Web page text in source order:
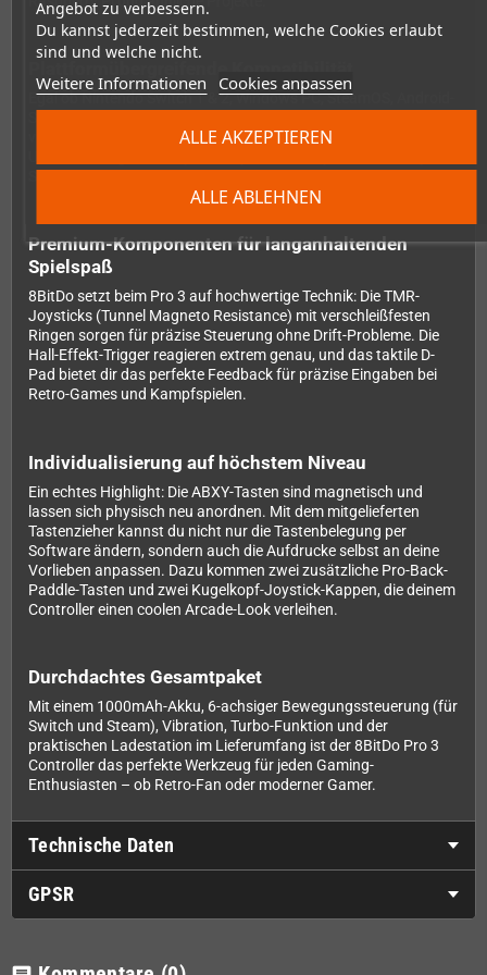
Angebot zu verbessern.
Du kannst jederzeit bestimmen, welche Cookies erlaubt
sind und welche nicht.
Weitere Informationen Cookies anpassen
ALLE ABLEHNEN
ALLE AKZEPTIEREN
Egal ob Nintendo Switch 1 & 2, Windows PC, SteamOS, Android-
visionOS) – der Pro 3 Controller spielt überall mit. Durch die
Premium-Komponenten für langanhaltenden
Spielspaß
8BitDo setzt beim Pro 3 auf hochwertige Technik: Die TMR-
Joysticks (Tunnel Magneto Resistance) mit verschleißfesten
Ringen sorgen für präzise Steuerung ohne Drift-Probleme. Die
Hall-Effekt-Trigger reagieren extrem genau, und das taktile D-
Pad bietet dir das perfekte Feedback für präzise Eingaben bei
Retro-Games und Kampfspielen.
Individualisierung auf höchstem Niveau
Ein echtes Highlight: Die ABXY-Tasten sind magnetisch und
lassen sich physisch neu anordnen. Mit dem mitgelieferten
Tastenzieher kannst du nicht nur die Tastenbelegung per
Software ändern, sondern auch die Aufdrucke selbst an deine
Vorlieben anpassen. Dazu kommen zwei zusätzliche Pro-Back-
Paddle-Tasten und zwei Kugelkopf-Joystick-Kappen, die deinem
Controller einen coolen Arcade-Look verleihen.
Durchdachtes Gesamtpaket
Mit einem 1000mAh-Akku, 6-achsiger Bewegungssteuerung (für
Switch und Steam), Vibration, Turbo-Funktion und der
praktischen Ladestation im Lieferumfang ist der 8BitDo Pro 3
Controller das perfekte Werkzeug für jeden Gaming-
Enthusiasten – ob Retro-Fan oder moderner Gamer.
Technische Daten
GPSR